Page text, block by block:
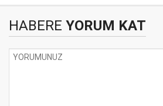
HABERE YORUM KAT